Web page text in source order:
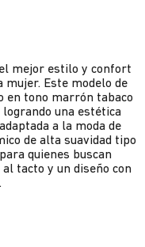
mejor estilo y confort
mujer. Este modelo de
en tono marrón tabaco
una estética
a la moda de
de alta suavidad tipo
quienes buscan
tacto y un diseño con